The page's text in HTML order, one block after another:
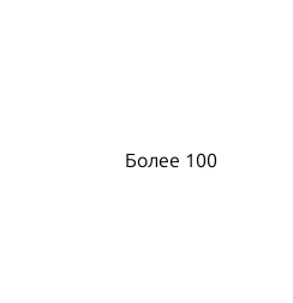
Более 100